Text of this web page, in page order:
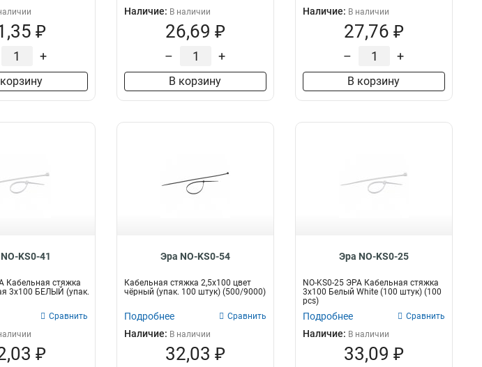
₽
+
Наличие: В наличии
26,69 ₽
– +
В корзину
Наличие: В наличии
27,76 ₽
– +
В корзину
KS0-41
Кабельная стяжка
3x100 БЕЛЫЙ (упак.
Сравнить
₽
Эра NO-KS0-54
Кабельная стяжка 2,5х100 цвет
чёрный (упак. 100 штук) (500/9000)
Подробнее Сравнить
Наличие: В наличии
32,03 ₽
Эра NO-KS0-25
NO-KS0-25 ЭРА Кабельная стяжка
3х100 Белый White (100 штук) (100
pcs)
Подробнее Сравнить
Наличие: В наличии
33,09 ₽